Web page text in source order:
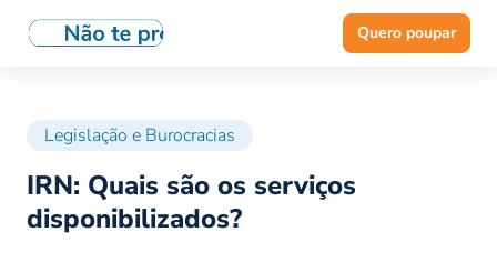
Quero poupar
Legislação e Burocracias
IRN: Quais são os serviços
disponibilizados?